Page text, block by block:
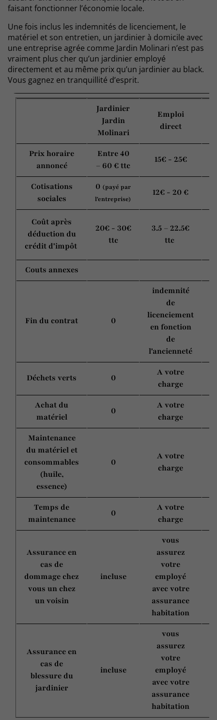
faisant fonctionner l’économie locale.
Une fois inclus les indemnités de licenciement, le
matériel et son entretien, un jardinier à domicile avec
une entreprise agrée comme Jardin Molinari n’est pas
vraiment plus cher qu’un jardinier employé
directement et au même prix qu’un jardinier au black.
Vous gagnez en tranquillité d’esprit.
Jardinier
Jardin
Molinari
Emploi
direct
Prix horaire
annoncé
Entre 40
– 60 € ttc
15€ - 25€
Cotisations
sociales
0 (payé par
l'entreprise)
12€ - 20 €
Coût après
déduction du
crédit d'impôt
20€ - 30€
ttc
3.5 – 22.5€
ttc
Couts annexes
Fin du contrat 0
indemnité
de
licenciement
en fonction
de
l'ancienneté
Déchets verts 0
A votre
charge
Achat du
matériel
0
A votre
charge
Maintenance
du matériel et
consommables
(huile,
essence)
0
A votre
charge
Temps de
maintenance
0
A votre
charge
Assurance en
cas de
dommage chez
vous un chez
un voisin
incluse
vous
assurez
votre
employé
avec votre
assurance
habitation
Assurance en
cas de
blessure du
jardinier
incluse
vous
assurez
votre
employé
avec votre
assurance
habitation